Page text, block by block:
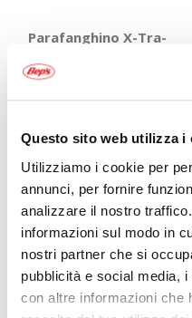
Questo sito web utilizza i
Utilizziamo i cookie per
annunci, per fornire
analizzare il nostro
informazioni sul modo in
nostri partner che si
pubblicità e social media,
con altre informazioni che
Parafanghino X-Tra-
SKS
Prezzo speciale